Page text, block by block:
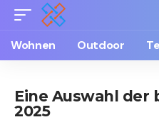
Wohnen Outdoor
Eine Auswahl der
2025